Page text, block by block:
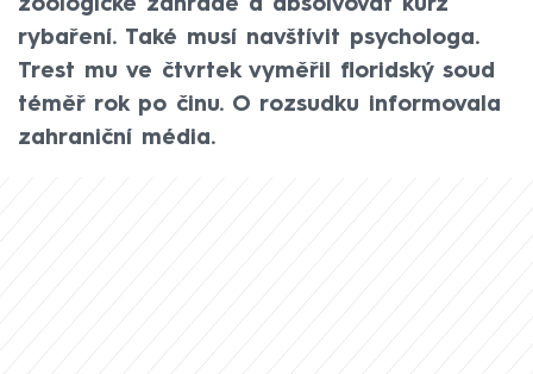
zoologické zahradě a absolvovat kurz
rybaření. Také musí navštívit psychologa.
Trest mu ve čtvrtek vyměřil floridský soud
téměř rok po činu. O rozsudku informovala
zahraniční média.